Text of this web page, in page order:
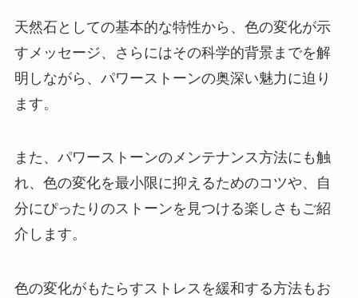
天然石としての基本的な特性から、色の変化が示
すメッセージ、さらにはその科学的背景までを解
明しながら、パワーストーンの奥深い魅力に迫り
ます。
また、パワーストーンのメンテナンス方法にも触
れ、色の変化を最小限に抑えるためのコツや、自
分にぴったりのストーンを見つける楽しさもご紹
介します。
色の変化がもたらすストレスを緩和する方法もお